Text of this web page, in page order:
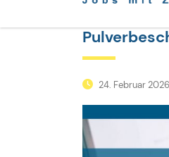
24. Februar 2026